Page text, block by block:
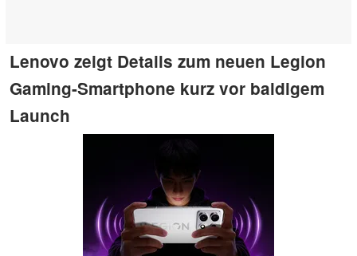
Lenovo zeigt Details zum neuen Legion
Gaming-Smartphone kurz vor baldigem
Launch